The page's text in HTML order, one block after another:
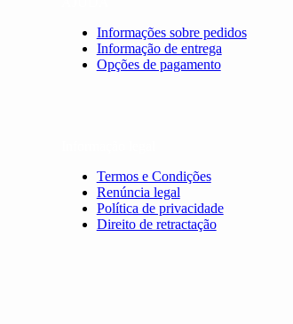
Informações sobre pedidos
Informação de entrega
Opções de pagamento
Termos e Condições
Renúncia legal
Política de privacidade
Direito de retractação